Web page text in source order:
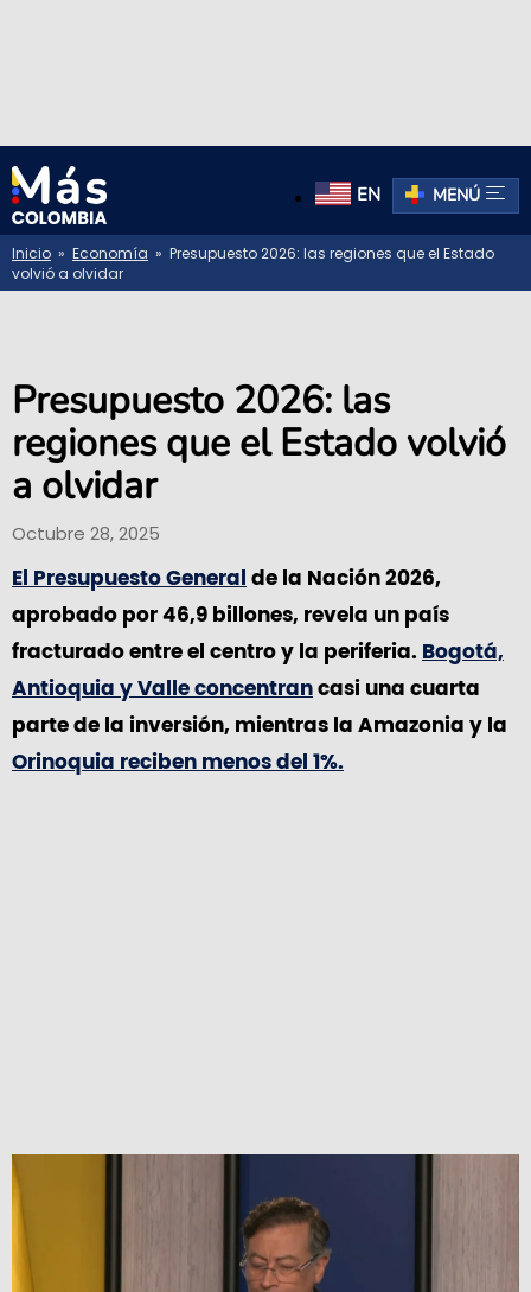
EN MENÚ
Inicio » Economía » Presupuesto 2026: las regiones que el Estado
volvió a olvidar
Presupuesto 2026: las
regiones que el Estado volvió
a olvidar
Octubre 28, 2025
El Presupuesto General de la Nación 2026,
aprobado por 46,9 billones, revela un país
fracturado entre el centro y la periferia. Bogotá,
Antioquia y Valle concentran casi una cuarta
parte de la inversión, mientras la Amazonia y la
Orinoquia reciben menos del 1%.